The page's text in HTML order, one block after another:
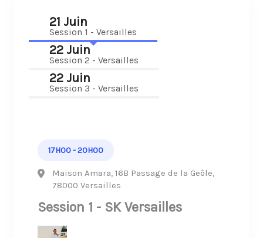
21 Juin
Session 1 - Versailles
22 Juin
Session 2 - Versailles
22 Juin
Session 3 - Versailles
17H00 - 20H00
Maison Amara, 16B Passage de la Geôle,
78000 Versailles
Session 1 - SK Versailles